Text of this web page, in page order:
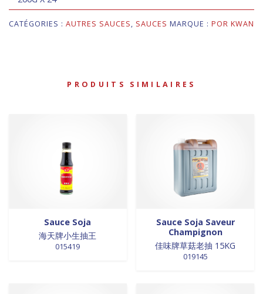
CATÉGORIES : AUTRES SAUCES, SAUCES MARQUE : POR KWAN
PRODUITS SIMILAIRES
Sauce Soja
海天牌小生抽王
015419
Sauce Soja Saveur
Champignon
佳味牌草菇老抽 15KG
019145